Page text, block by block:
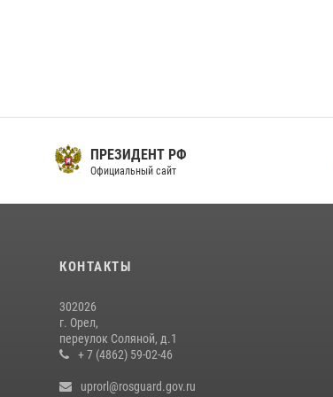
ПРЕЗИДЕНТ РФ
Официальный сайт
КОНТАКТЫ
302026
г. Орел,
переулок Соляной, д.1
+ 7 (4862) 59-02-46
uprorl@rosguard.gov.ru